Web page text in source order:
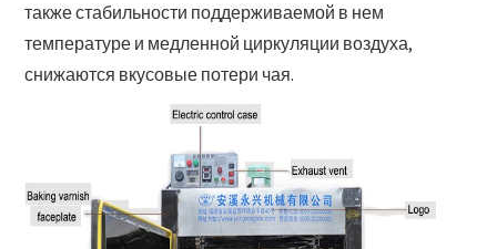
также стабильности поддерживаемой в нем
температуре и медленной циркуляции воздуха,
снижаются вкусовые потери чая.